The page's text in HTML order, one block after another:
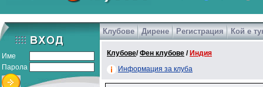
Games
Име
Парола
Клубове Дирене Регистрация Кой е
Клубове/Фен клубове / Индия
Информация за клуба